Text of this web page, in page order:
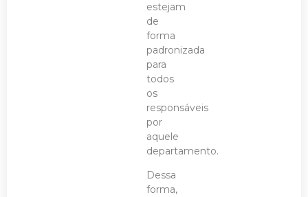
estejam
de
forma
padronizada
para
todos
os
responsáveis
por
aquele
departamento.
Dessa
forma,